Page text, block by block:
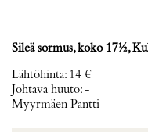
Sileä sormus, koko 17½,
Lähtöhinta: 14 €
Johtava huuto:-
Myyrmäen Pantti